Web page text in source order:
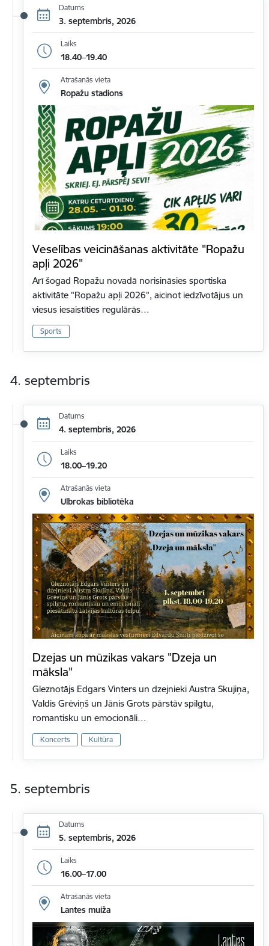
Datums
3. septembris, 2026
Laiks
18.40–19.40
Atrašanās vieta
Ropažu stadions
Veselības veicināšanas aktivitāte "Ropažu
apļi 2026"
Arī šogad Ropažu novadā norisināsies sportiska
aktivitāte "Ropažu apļi 2026", aicinot iedzīvotājus un
viesus iesaistīties regulārās…
Sports
4. septembris
Datums
4. septembris, 2026
Laiks
18.00–19.20
Atrašanās vieta
Ulbrokas bibliotēka
Dzejas un mūzikas vakars "Dzeja un
māksla"
Gleznotājs Edgars Vinters un dzejnieki Austra Skujiņa,
Valdis Grēviņš un Jānis Grots pārstāv spilgtu,
romantisku un emocionāli…
Koncerts Kultūra
5. septembris
Datums
5. septembris, 2026
Laiks
16.00–17.00
Atrašanās vieta
Lantes muiža